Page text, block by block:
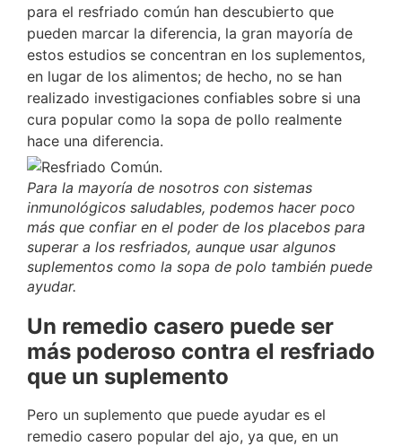
para el resfriado común han descubierto que
pueden marcar la diferencia, la gran mayoría de
estos estudios se concentran en los suplementos,
en lugar de los alimentos; de hecho, no se han
realizado investigaciones confiables sobre si una
cura popular como la sopa de pollo realmente
hace una diferencia.
Para la mayoría de nosotros con sistemas
inmunológicos saludables, podemos hacer poco
más que confiar en el poder de los placebos para
superar a los resfriados, aunque usar algunos
suplementos como la sopa de polo también puede
ayudar.
Un remedio casero puede ser
más poderoso contra el resfriado
que un suplemento
Pero un suplemento que puede ayudar es el
remedio casero popular del ajo, ya que, en un